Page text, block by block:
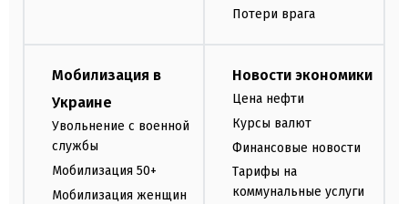
Потери врага
Мобилизация в
Украине
Увольнение с военной
службы
Мобилизация 50+
Мобилизация женщин
Новости экономики
Цена нефти
Курсы валют
Финансовые новости
Тарифы на
коммунальные услуги